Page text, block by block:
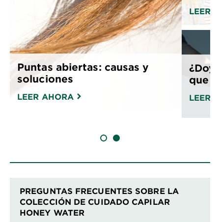
Puntas abiertas: causas y
soluciones
LEER AHORA
LEER
¿Doy
que
LEER
SLIDE 1SLIDE 2
PREGUNTAS FRECUENTES SOBRE LA
COLECCIÓN DE CUIDADO CAPILAR
HONEY WATER